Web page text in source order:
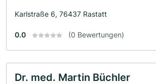
Karlstraße 6, 76437 Rastatt
0.0 (0 Bewertungen)
Dr. med. Martin Büchler